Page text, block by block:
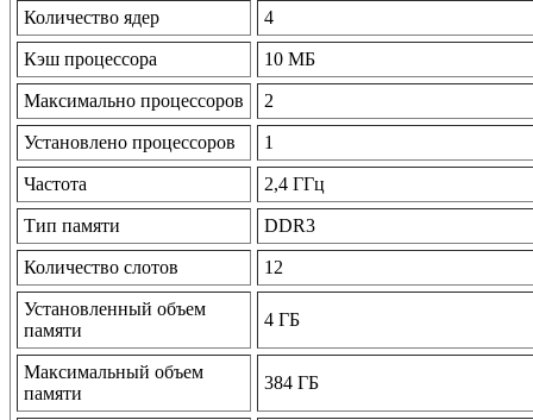
Количество ядер 4
Кэш процессора 10 МБ
Максимально процессоров 2
Установлено процессоров 1
Частота 2,4 ГГц
Тип памяти DDR3
Количество слотов 12
Установленный объем
памяти
4 ГБ
Максимальный объем
памяти
384 ГБ